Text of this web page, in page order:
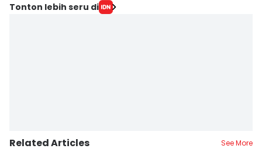
Tonton lebih seru di
Related Articles See More